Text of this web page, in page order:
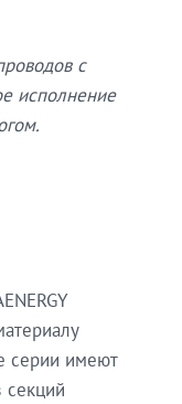
с
исполнение
серии имеют
секций